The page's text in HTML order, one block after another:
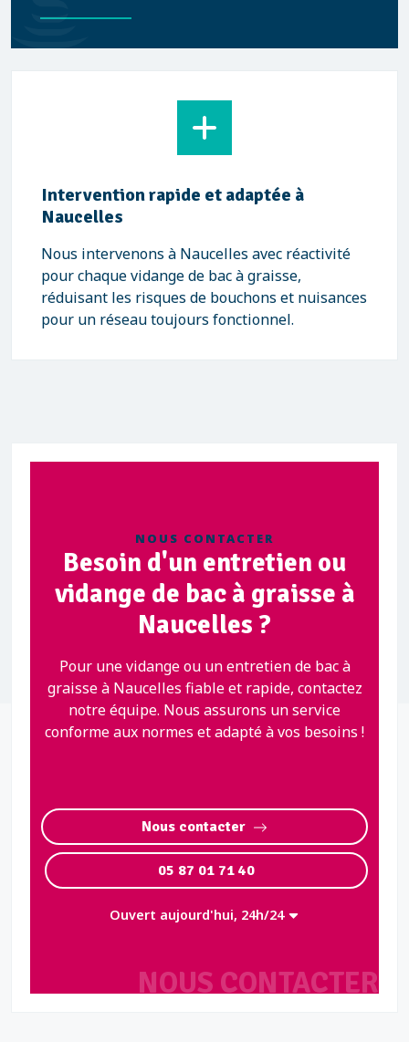
Intervention rapide et adaptée à
Naucelles
Nous intervenons à Naucelles avec réactivité
pour chaque vidange de bac à graisse,
réduisant les risques de bouchons et nuisances
pour un réseau toujours fonctionnel.
NOUS CONTACTER
NOUS CONTACTER
Besoin d'un entretien ou
vidange de bac à graisse à
Naucelles ?
Pour une vidange ou un entretien de bac à
graisse à Naucelles fiable et rapide, contactez
notre équipe. Nous assurons un service
conforme aux normes et adapté à vos besoins !
Nous contacter
05 87 01 71 40
Ouvert aujourd'hui, 24h/24